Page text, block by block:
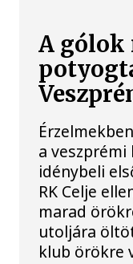
A gólok
a veszprémi
idénybeli
RK Celje
marad
utoljára
klub örökre